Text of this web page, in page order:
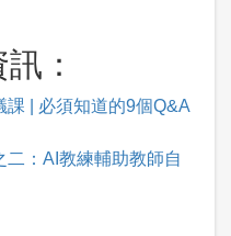
：
| 必須知道的9個Q&A
：AI教練輔助教師自